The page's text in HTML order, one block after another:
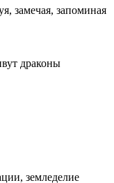
замечая, запоминая
драконы
земледелие